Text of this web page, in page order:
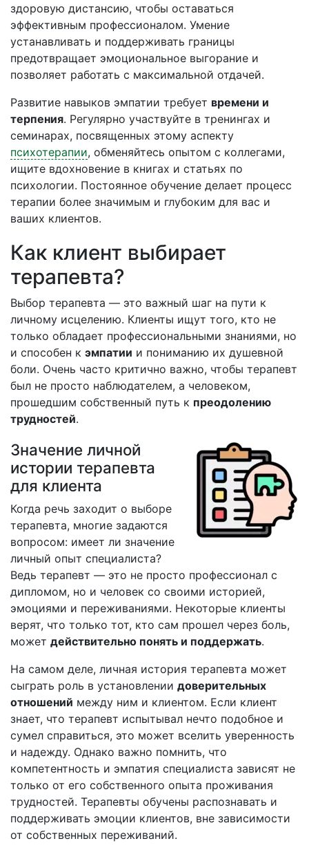
здоровую дистансию, чтобы оставаться
эффективным профессионалом. Умение
устанавливать и поддерживать границы
предотвращает эмоциональное выгорание и
позволяет работать с максимальной отдачей.
Развитие навыков эмпатии требует времени и
терпения. Регулярно участвуйте в тренингах и
семинарах, посвященных этому аспекту
психотерапии, обменяйтесь опытом с коллегами,
ищите вдохновение в книгах и статьях по
психологии. Постоянное обучение делает процесс
терапии более значимым и глубоким для вас и
ваших клиентов.
Как клиент выбирает
терапевта?
Выбор терапевта — это важный шаг на пути к
личному исцелению. Клиенты ищут того, кто не
только обладает профессиональными знаниями, но
и способен к эмпатии и пониманию их душевной
боли. Очень часто критично важно, чтобы терапевт
был не просто наблюдателем, а человеком,
прошедшим собственный путь к преодолению
трудностей.
Значение личной
истории терапевта
для клиента
Когда речь заходит о выборе
терапевта, многие задаются
вопросом: имеет ли значение
личный опыт специалиста?
Ведь терапевт — это не просто профессионал с
дипломом, но и человек со своими историей,
эмоциями и переживаниями. Некоторые клиенты
верят, что только тот, кто сам прошел через боль,
может действительно понять и поддержать.
На самом деле, личная история терапевта может
сыграть роль в установлении доверительных
отношений между ним и клиентом. Если клиент
знает, что терапевт испытывал нечто подобное и
сумел справиться, это может вселить уверенность
и надежду. Однако важно помнить, что
компетентность и эмпатия специалиста зависят не
только от его собственного опыта проживания
трудностей. Терапевты обучены распознавать и
поддерживать эмоции клиентов, вне зависимости
от собственных переживаний.